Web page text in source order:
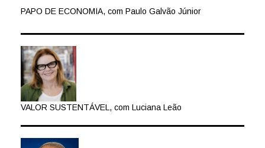
PAPO DE ECONOMIA, com Paulo Galvão Júnior
VALOR SUSTENTÁVEL, com Luciana Leão